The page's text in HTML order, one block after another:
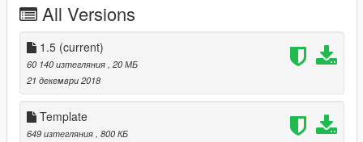
[Itasha]魔法少女まどか☆マギカ by SerranitaMods
[Itasha]神風 Kancolle by AndriXNakano
[Itasha]Yuka Nakano by:MoMiJi
[Itasha]Kyouko Kasodani by:MoMiJi
Carbon Parts Livery by furin620
Honda Racing by Paint institute
Monster livery by UT-1992
Death Note by bloody dream
All Versions
1.5 (current)
60 140 изтегляния , 20 МБ
21 декември 2018
Template
649 изтегляния , 800 КБ